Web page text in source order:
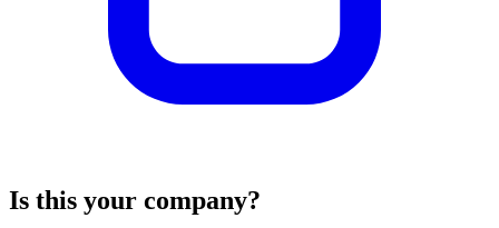
Is this your company?